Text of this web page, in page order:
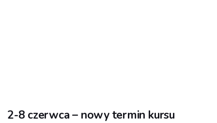
2-8 czerwca – nowy termin kursu